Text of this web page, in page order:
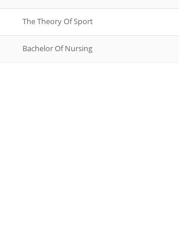
The Theory Of Sport
Bachelor Of Nursing